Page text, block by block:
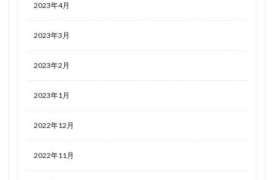
2023年4月
2023年3月
2023年2月
2023年1月
2022年12月
2022年11月